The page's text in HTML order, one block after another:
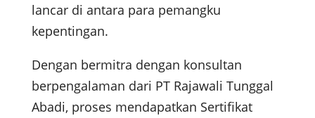
lancar di antara para pemangku
kepentingan.
Dengan bermitra dengan konsultan
berpengalaman dari PT Rajawali Tunggal
Abadi, proses mendapatkan Sertifikat